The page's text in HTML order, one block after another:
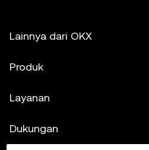
Lainnya dari OKX
Produk
Layanan
Dukungan